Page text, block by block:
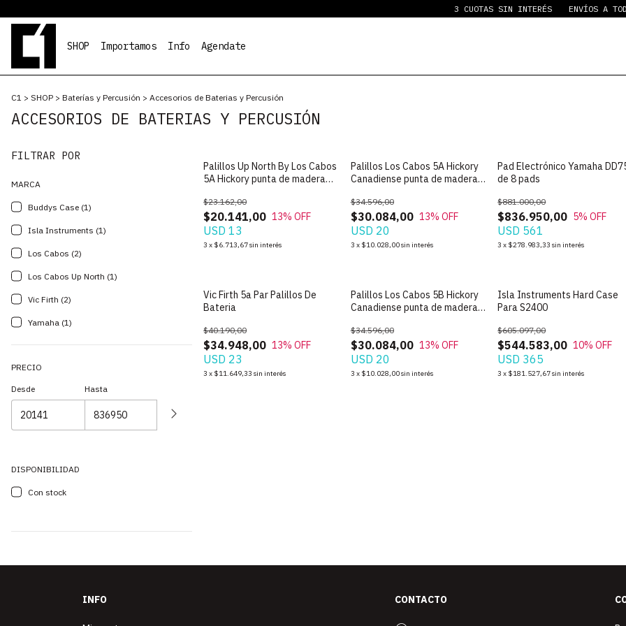
3 CUOTAS SIN INTERÉS ENVÍOS A
SHOP Importamos Info Agendate
C1 > SHOP > Baterías y Percusión > Accesorios de Baterias y Percusión
ACCESORIOS DE BATERIAS Y PERCUSIÓN
FILTRAR POR
MARCA
Buddys Case (1)
Isla Instruments (1)
Los Cabos (2)
Los Cabos Up North (1)
Vic Firth (2)
Yamaha (1)
PRECIO
Desde Hasta
DISPONIBILIDAD
Con stock
Palillos Up North By Los Cabos
5A Hickory punta de madera
$20.141,00
$23.162,00
13% OFF
USD 13
3 x $6.713,67sin interés
Palillos Los Cabos 5A Hickory
Canadiense punta de madera
$30.084,00
$34.596,00
13% OFF
USD 20
3 x $10.028,00sin interés
Pad Electrónico Yamaha
de 8 pads
$836.950,00
$881.000,00
5% OFF
USD 561
3 x $278.983,33 sin interés
SIN STOCK
Vic Firth 5a Par Palillos De
Bateria
$34.948,00
$40.190,00
13% OFF
USD 23
3 x $11.649,33 sin interés
SIN STOCK
Palillos Los Cabos 5B Hickory
Canadiense punta de madera
$30.084,00
$34.596,00
13% OFF
USD 20
3 x $10.028,00sin interés
SIN STOCK
Isla Instruments Hard Case
Para S2400
$544.583,00
$605.097,00
10% OFF
USD 365
3 x $181.527,67sin interés
INFO CONTACTO